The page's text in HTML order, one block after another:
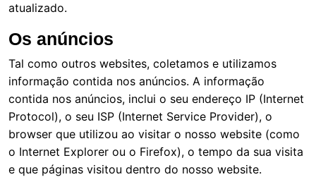
atualizado.
Os anúncios
Tal como outros websites, coletamos e utilizamos
informação contida nos anúncios. A informação
contida nos anúncios, inclui o seu endereço IP (Internet
Protocol), o seu ISP (Internet Service Provider), o
browser que utilizou ao visitar o nosso website (como
o Internet Explorer ou o Firefox), o tempo da sua visita
e que páginas visitou dentro do nosso website.